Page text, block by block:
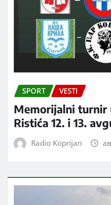
SPORT VESTI
Memorijalni turnir
Ristića 12. i 13.
Radio Koprijan